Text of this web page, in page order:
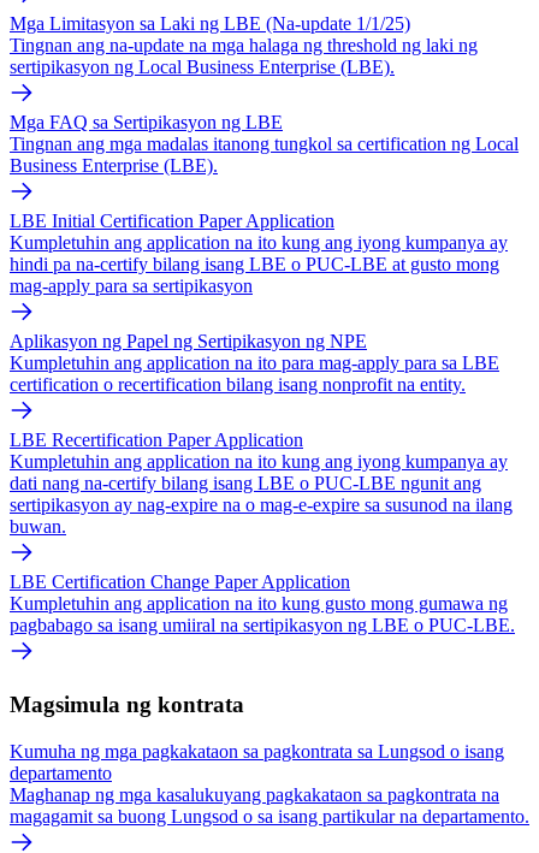
Mga Limitasyon sa Laki ng LBE (Na-update 1/1/25)
Tingnan ang na-update na mga halaga ng threshold ng laki ng
sertipikasyon ng Local Business Enterprise (LBE).
Mga FAQ sa Sertipikasyon ng LBE
Tingnan ang mga madalas itanong tungkol sa certification ng Local
Business Enterprise (LBE).
LBE Initial Certification Paper Application
Kumpletuhin ang application na ito kung ang iyong kumpanya ay
hindi pa na-certify bilang isang LBE o PUC-LBE at gusto mong
mag-apply para sa sertipikasyon
Aplikasyon ng Papel ng Sertipikasyon ng NPE
Kumpletuhin ang application na ito para mag-apply para sa LBE
certification o recertification bilang isang nonprofit na entity.
LBE Recertification Paper Application
Kumpletuhin ang application na ito kung ang iyong kumpanya ay
dati nang na-certify bilang isang LBE o PUC-LBE ngunit ang
sertipikasyon ay nag-expire na o mag-e-expire sa susunod na ilang
buwan.
LBE Certification Change Paper Application
Kumpletuhin ang application na ito kung gusto mong gumawa ng
pagbabago sa isang umiiral na sertipikasyon ng LBE o PUC-LBE.
Magsimula ng kontrata
Kumuha ng mga pagkakataon sa pagkontrata sa Lungsod o isang
departamento
Maghanap ng mga kasalukuyang pagkakataon sa pagkontrata na
magagamit sa buong Lungsod o sa isang partikular na departamento.